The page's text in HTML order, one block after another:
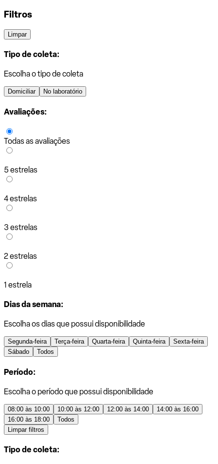
Filtros
Limpar
Tipo de coleta:
Escolha o tipo de coleta
Domiciliar No laboratório
Avaliações:
Todas as avaliações
5 estrelas
4 estrelas
3 estrelas
2 estrelas
1 estrela
Dias da semana:
Escolha os dias que possui disponibilidade
Segunda-feira Terça-feira Quarta-feira Quinta-feira
Sexta-feira
Sábado
Todos
Período:
Escolha o período que possui disponibilidade
08:00 às 10:00 10:00 às 12:00 12:00 às 14:00
14:00 às 16:00
16:00 às 18:00
Todos
Limpar filtros
Tipo de coleta: